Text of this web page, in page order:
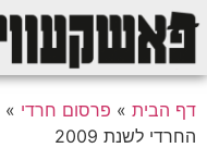
דף הבית » פרסום חרדי »
החרדי לשנת 2009